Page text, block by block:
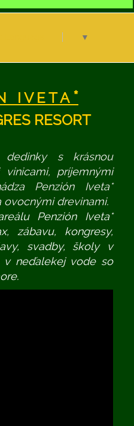
▼
I V E T A *
RESORT
s krásnou
vinicami, príjemnými
Penzión Iveta*
drevinami.
Penzión Iveta*
zábavu, kongresy,
svadby, školy v
v neďalekej vode so